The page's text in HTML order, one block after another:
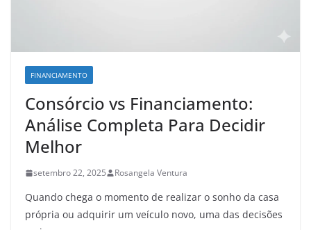
FINANCIAMENTO
Consórcio vs Financiamento:
Análise Completa Para Decidir
Melhor
setembro 22, 2025 Rosangela Ventura
Quando chega o momento de realizar o sonho da casa
própria ou adquirir um veículo novo, uma das decisões